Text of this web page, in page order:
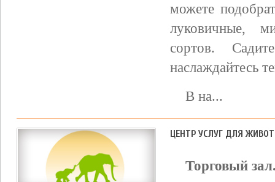
можете
луковичные,
сортов.
наслаждайтесь
В на...
ЦЕНТР УСЛУГ ДЛЯ
Торговый